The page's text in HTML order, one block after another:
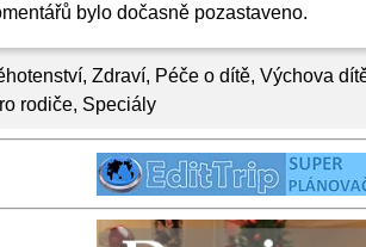
, Zdraví, Péče o dítě, Výchova
rodiče, Speciály
bylo dočasně pozastaveno.